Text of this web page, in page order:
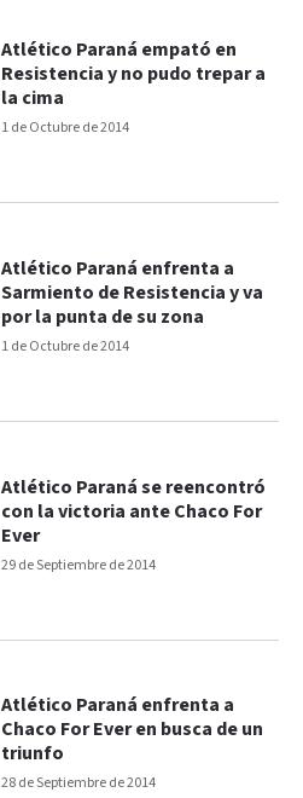
1 de Octubre de 2014
Atlético Paraná empató en
Resistencia y no pudo trepar a
la cima
1 de Octubre de 2014
Atlético Paraná enfrenta a
Sarmiento de Resistencia y va
por la punta de su zona
29 de Septiembre de 2014
Atlético Paraná se reencontró
con la victoria ante Chaco For
Ever
28 de Septiembre de 2014
Atlético Paraná enfrenta a
Chaco For Ever en busca de un
triunfo